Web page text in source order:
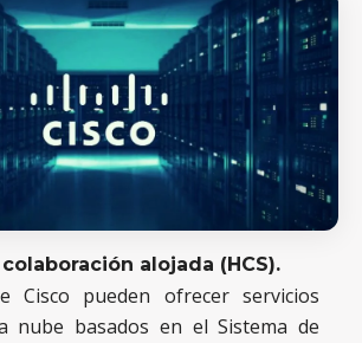
alojada (HCS).
Cisco pueden ofrecer servicios
nube basados ​​en el Sistema de